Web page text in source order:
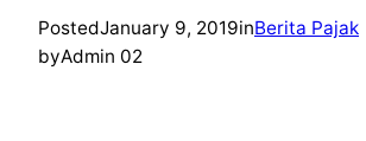
PostedJanuary 9, 2019inBerita Pajak
byAdmin 02